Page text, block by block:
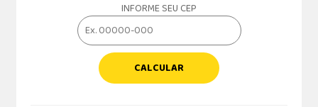
INFORME SEU CEP
CALCULAR